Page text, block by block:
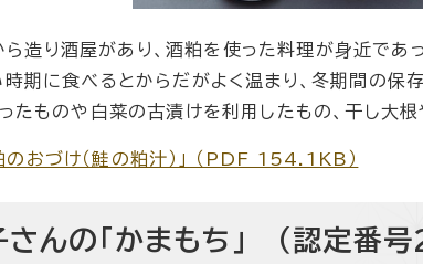
造り酒屋があり、酒粕を使った料理が身近であ
期に食べるとからだがよく温まり、冬期間の保
たものや白菜の古漬けを利用したもの、干し大
のおづけ（鮭の粕汁）」 （PDF 154.1KB）
んの「かまもち」 （認定番